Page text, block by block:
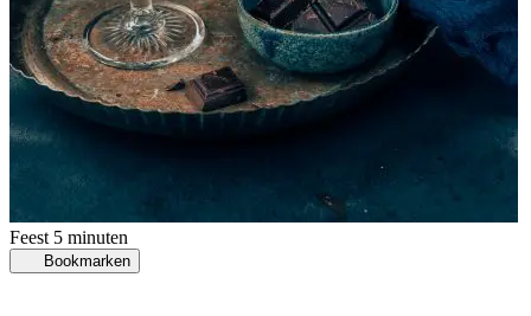
Feest 5 minuten
Bookmarken